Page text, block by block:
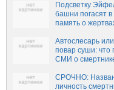
Подсветку
башни погасят в
память о
Автослесарь или
повар суши: что
СМИ о
петербургском
СРОЧНО:
личность